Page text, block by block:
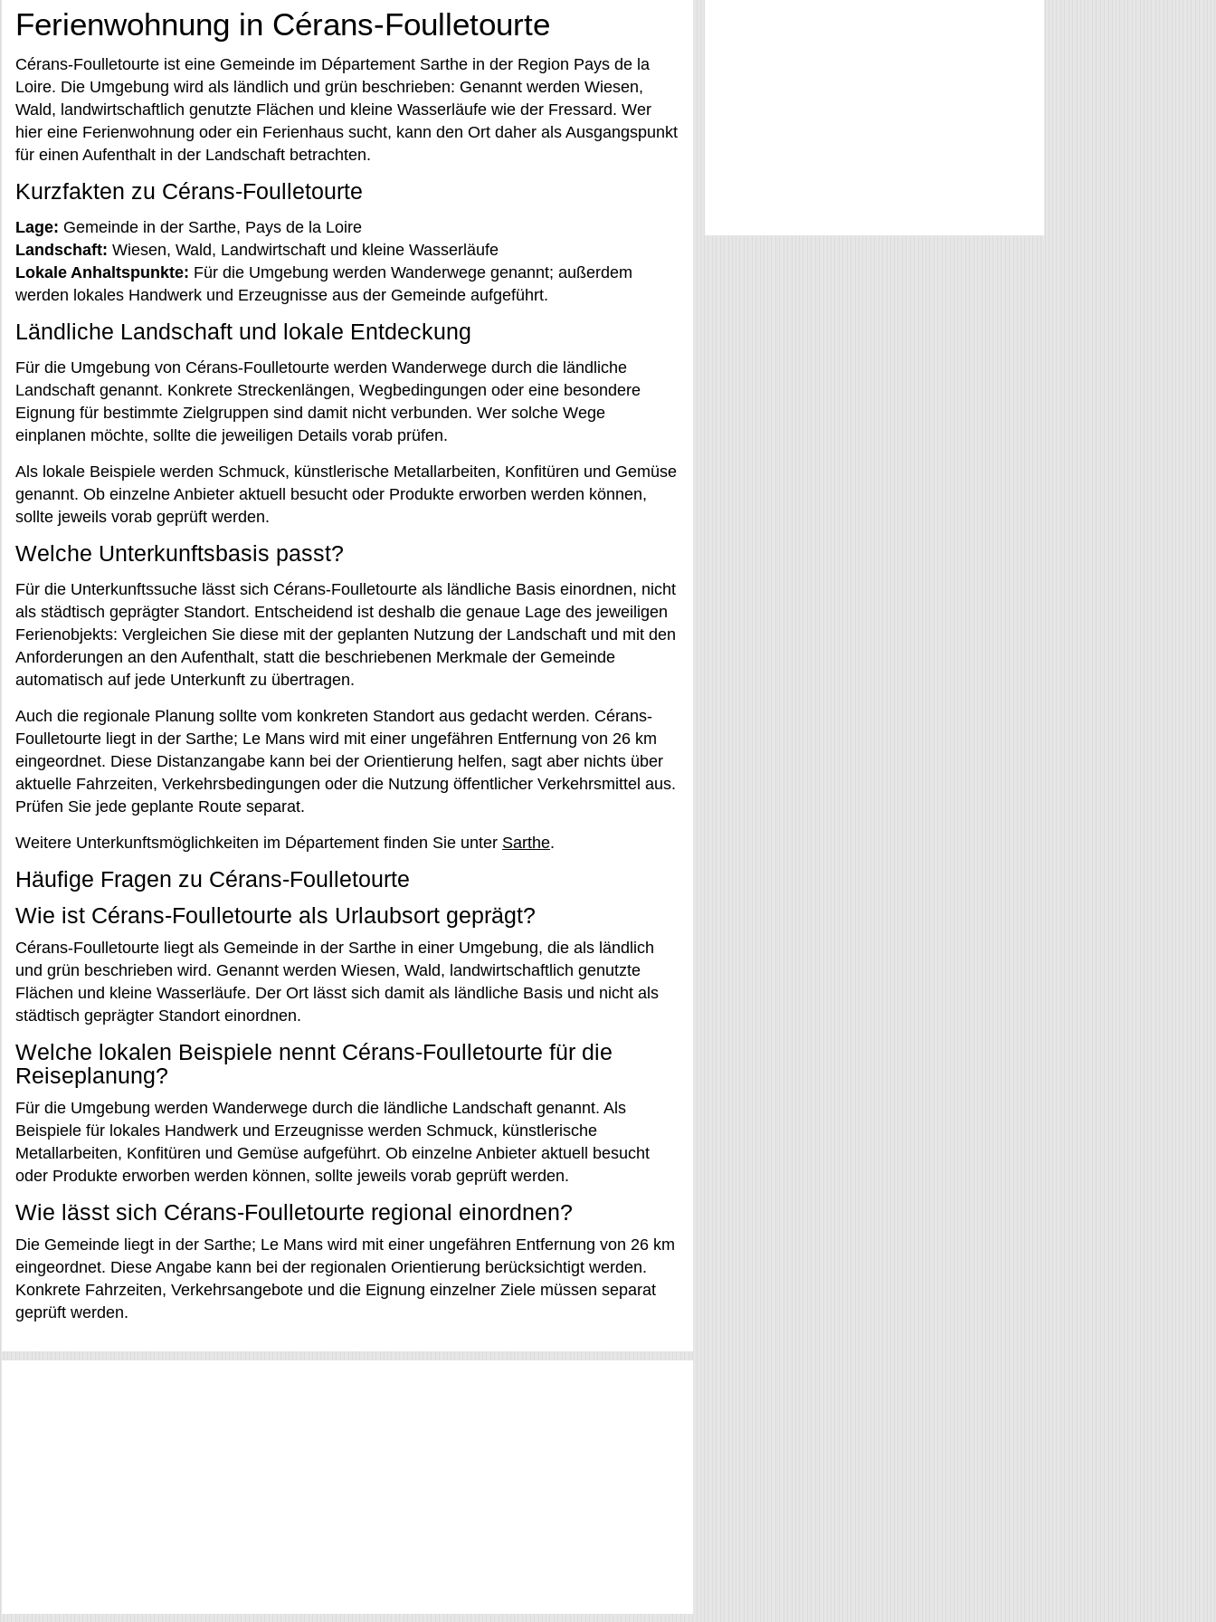
Ferienwohnung in Cérans-Foulletourte
Cérans-Foulletourte ist eine Gemeinde im Département Sarthe in der Region Pays de la
Loire. Die Umgebung wird als ländlich und grün beschrieben: Genannt werden Wiesen,
Wald, landwirtschaftlich genutzte Flächen und kleine Wasserläufe wie der Fressard. Wer
hier eine Ferienwohnung oder ein Ferienhaus sucht, kann den Ort daher als Ausgangspunkt
für einen Aufenthalt in der Landschaft betrachten.
Kurzfakten zu Cérans-Foulletourte
Lage: Gemeinde in der Sarthe, Pays de la Loire
Landschaft: Wiesen, Wald, Landwirtschaft und kleine Wasserläufe
Lokale Anhaltspunkte: Für die Umgebung werden Wanderwege genannt; außerdem
werden lokales Handwerk und Erzeugnisse aus der Gemeinde aufgeführt.
Ländliche Landschaft und lokale Entdeckung
Für die Umgebung von Cérans-Foulletourte werden Wanderwege durch die ländliche
Landschaft genannt. Konkrete Streckenlängen, Wegbedingungen oder eine besondere
Eignung für bestimmte Zielgruppen sind damit nicht verbunden. Wer solche Wege
einplanen möchte, sollte die jeweiligen Details vorab prüfen.
Als lokale Beispiele werden Schmuck, künstlerische Metallarbeiten, Konfitüren und Gemüse
genannt. Ob einzelne Anbieter aktuell besucht oder Produkte erworben werden können,
sollte jeweils vorab geprüft werden.
Welche Unterkunftsbasis passt?
Für die Unterkunftssuche lässt sich Cérans-Foulletourte als ländliche Basis einordnen, nicht
als städtisch geprägter Standort. Entscheidend ist deshalb die genaue Lage des jeweiligen
Ferienobjekts: Vergleichen Sie diese mit der geplanten Nutzung der Landschaft und mit den
Anforderungen an den Aufenthalt, statt die beschriebenen Merkmale der Gemeinde
automatisch auf jede Unterkunft zu übertragen.
Auch die regionale Planung sollte vom konkreten Standort aus gedacht werden. Cérans-
Foulletourte liegt in der Sarthe; Le Mans wird mit einer ungefähren Entfernung von 26 km
eingeordnet. Diese Distanzangabe kann bei der Orientierung helfen, sagt aber nichts über
aktuelle Fahrzeiten, Verkehrsbedingungen oder die Nutzung öffentlicher Verkehrsmittel aus.
Prüfen Sie jede geplante Route separat.
Weitere Unterkunftsmöglichkeiten im Département finden Sie unter Sarthe.
Häufige Fragen zu Cérans-Foulletourte
Wie ist Cérans-Foulletourte als Urlaubsort geprägt?
Cérans-Foulletourte liegt als Gemeinde in der Sarthe in einer Umgebung, die als ländlich
und grün beschrieben wird. Genannt werden Wiesen, Wald, landwirtschaftlich genutzte
Flächen und kleine Wasserläufe. Der Ort lässt sich damit als ländliche Basis und nicht als
städtisch geprägter Standort einordnen.
Welche lokalen Beispiele nennt Cérans-Foulletourte für die
Reiseplanung?
Für die Umgebung werden Wanderwege durch die ländliche Landschaft genannt. Als
Beispiele für lokales Handwerk und Erzeugnisse werden Schmuck, künstlerische
Metallarbeiten, Konfitüren und Gemüse aufgeführt. Ob einzelne Anbieter aktuell besucht
oder Produkte erworben werden können, sollte jeweils vorab geprüft werden.
Wie lässt sich Cérans-Foulletourte regional einordnen?
Die Gemeinde liegt in der Sarthe; Le Mans wird mit einer ungefähren Entfernung von 26 km
eingeordnet. Diese Angabe kann bei der regionalen Orientierung berücksichtigt werden.
Konkrete Fahrzeiten, Verkehrsangebote und die Eignung einzelner Ziele müssen separat
geprüft werden.